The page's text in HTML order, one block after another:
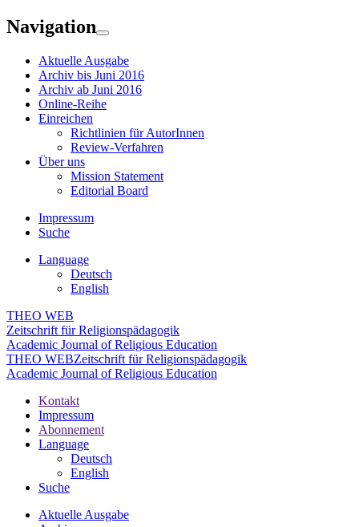
Navigation
Aktuelle Ausgabe
Archiv bis Juni 2016
Archiv ab Juni 2016
Online-Reihe
Einreichen
Richtlinien für AutorInnen
Review-Verfahren
Über uns
Mission Statement
Editorial Board
Impressum
Suche
Language
Deutsch
English
THEO WEB
Zeitschrift für Religionspädagogik
Academic Journal of Religious Education
THEO WEBZeitschrift für Religionspädagogik
Academic Journal of Religious Education
Kontakt
Impressum
Abonnement
Language
Deutsch
English
Suche
Aktuelle Ausgabe